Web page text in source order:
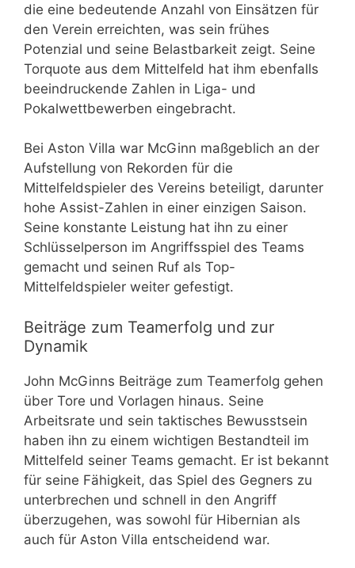
die eine bedeutende Anzahl von Einsätzen für
den Verein erreichten, was sein frühes
Potenzial und seine Belastbarkeit zeigt. Seine
Torquote aus dem Mittelfeld hat ihm ebenfalls
beeindruckende Zahlen in Liga- und
Pokalwettbewerben eingebracht.
Bei Aston Villa war McGinn maßgeblich an der
Aufstellung von Rekorden für die
Mittelfeldspieler des Vereins beteiligt, darunter
hohe Assist-Zahlen in einer einzigen Saison.
Seine konstante Leistung hat ihn zu einer
Schlüsselperson im Angriffsspiel des Teams
gemacht und seinen Ruf als Top-
Mittelfeldspieler weiter gefestigt.
Beiträge zum Teamerfolg und zur
Dynamik
John McGinns Beiträge zum Teamerfolg gehen
über Tore und Vorlagen hinaus. Seine
Arbeitsrate und sein taktisches Bewusstsein
haben ihn zu einem wichtigen Bestandteil im
Mittelfeld seiner Teams gemacht. Er ist bekannt
für seine Fähigkeit, das Spiel des Gegners zu
unterbrechen und schnell in den Angriff
überzugehen, was sowohl für Hibernian als
auch für Aston Villa entscheidend war.